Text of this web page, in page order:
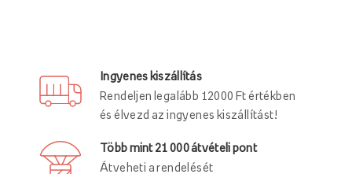
Ingyenes kiszállítás
Rendeljen legalább 12000 Ft értékben
és élvezd az ingyenes kiszállítást!
Több mint 21 000 átvételi pont
Átveheti a rendelését